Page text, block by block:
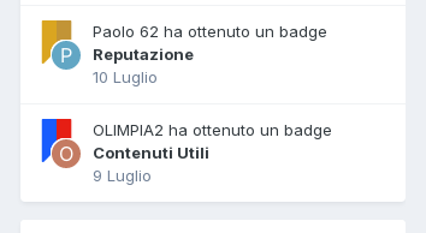
Paolo 62 ha ottenuto un badge
Reputazione
10 Luglio
OLIMPIA2 ha ottenuto un badge
Contenuti Utili
9 Luglio